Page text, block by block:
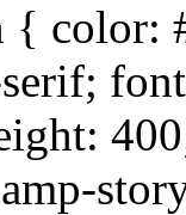
{ color: